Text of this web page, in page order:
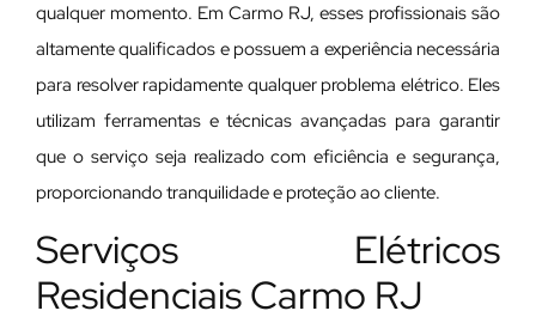
qualquer momento. Em Carmo RJ, esses profissionais são
altamente qualificados e possuem a experiência necessária
para resolver rapidamente qualquer problema elétrico. Eles
utilizam ferramentas e técnicas avançadas para garantir
que o serviço seja realizado com eficiência e segurança,
proporcionando tranquilidade e proteção ao cliente.
Serviços Elétricos
Residenciais Carmo RJ